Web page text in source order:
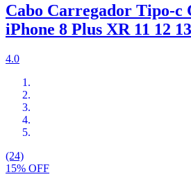
Cabo Carregador Tipo-c
iPhone 8 Plus XR 11 12
4.0
(24)
15% OFF